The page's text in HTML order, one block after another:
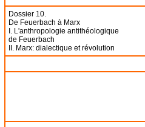
Dossier 10.
De Feuerbach à Marx
I. L'anthropologie antithéologique
de Feuerbach
II. Marx: dialectique et révolution